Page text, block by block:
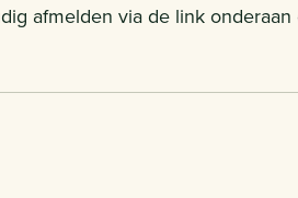
afmelden via de link onderaan